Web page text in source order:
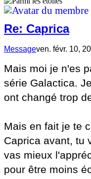
Re: Caprica
Messageven. févr. 10,
Mais moi je n'es
série Galactica.
ont changé trop
Mais en fait je te
Caprica avant, tu
vas mieux
pour être moins